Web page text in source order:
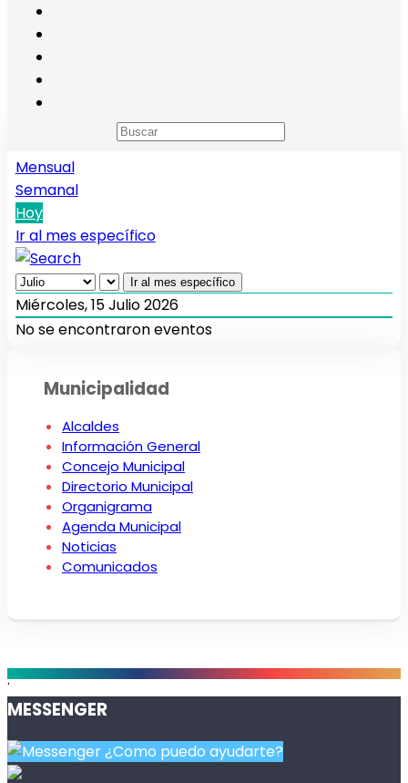
Calendario de eventos
Mensual
Semanal
Hoy
Ir al mes específico
Ir al mes específico
Miércoles, 15 Julio 2026
No se encontraron eventos
Municipalidad
Alcaldes
Información General
Concejo Municipal
Directorio Municipal
Organigrama
Agenda Municipal
Noticias
Comunicados
.
MESSENGER
¿Como puedo ayudarte?